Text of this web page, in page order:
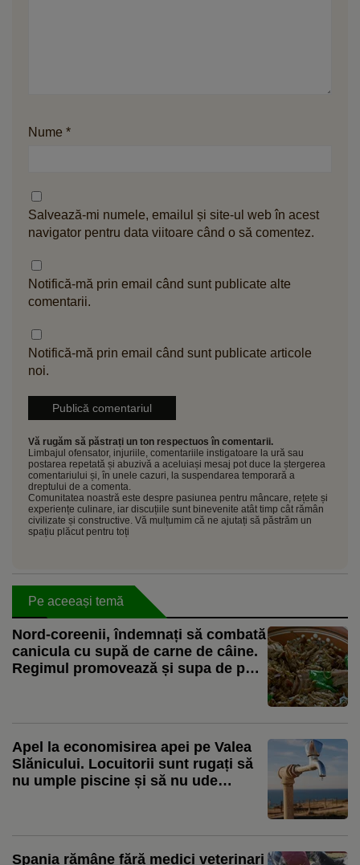
Nume *
Salvează-mi numele, emailul și site-ul web în acest
navigator pentru data viitoare când o să comentez.
Notifică-mă prin email când sunt publicate alte
comentarii.
Notifică-mă prin email când sunt publicate articole
noi.
Vă rugăm să păstrați un ton respectuos în comentarii.
Limbajul ofensator, injuriile, comentariile instigatoare la ură sau
postarea repetată și abuzivă a aceluiași mesaj pot duce la ștergerea
comentariului și, în unele cazuri, la suspendarea temporară a
dreptului de a comenta.
Comunitatea noastră este despre pasiunea pentru mâncare, rețete și
experiențe culinare, iar discuțiile sunt binevenite atât timp cât rămân
civilizate și constructive. Vă mulțumim că ne ajutați să păstrăm un
spațiu plăcut pentru toți
Pe aceeași temă
Nord-coreenii, îndemnați să combată
canicula cu supă de carne de câine.
Regimul promovează și supa de pui
Apel la economisirea apei pe Valea
Slănicului. Locuitorii sunt rugați să
nu umple piscine și să nu ude
Spania rămâne fără medici veterinari